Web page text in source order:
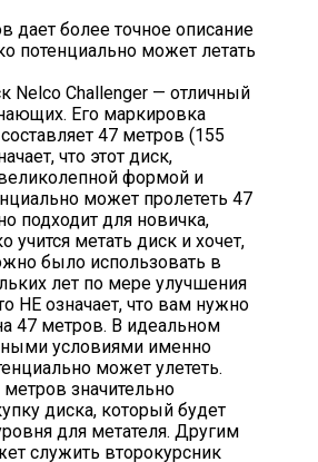
дает более точное описание
потенциально может летать
Nelco Challenger — отличный
Его маркировка
47 метров (155
что этот диск,
формой и
может пролететь 47
подходит для новичка,
учится метать диск и хочет,
было использовать в
лет по мере улучшения
НЕ означает, что вам нужно
47 метров. В идеальном
условиями именно
может улететь.
значительно
диска, который будет
для метателя. Другим
служить второкурсник